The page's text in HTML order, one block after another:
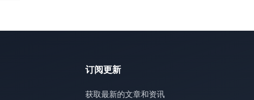
订阅更新
获取最新的文章和资讯